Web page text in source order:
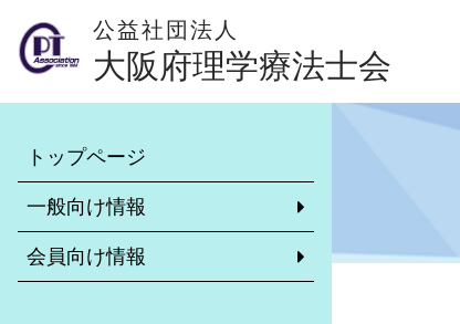
公益社団法人
大阪府理学療法士会
トップページ
一般向け情報 学校一覧
理学療法士がいる施設
会員向け情報
リカレント教育について
非常勤求職・求人情報システ